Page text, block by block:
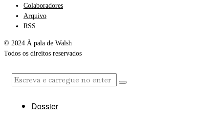
Colaboradores
Arquivo
RSS
© 2024 À pala de Walsh
Todos os direitos reservados
Dossier